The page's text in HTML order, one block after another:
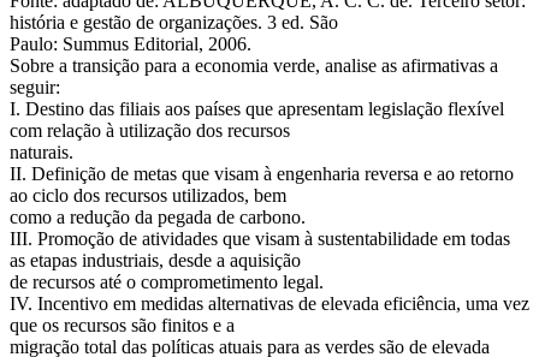
história e gestão de organizações. 3 ed. São
Paulo: Summus Editorial, 2006.
Sobre a transição para a economia verde, analise as afirmativas a
seguir:
I. Destino das filiais aos países que apresentam legislação flexível
com relação à utilização dos recursos
naturais.
II. Definição de metas que visam à engenharia reversa e ao retorno
ao ciclo dos recursos utilizados, bem
como a redução da pegada de carbono.
III. Promoção de atividades que visam à sustentabilidade em todas
as etapas industriais, desde a aquisição
de recursos até o comprometimento legal.
IV. Incentivo em medidas alternativas de elevada eficiência, uma vez
que os recursos são finitos e a
migração total das políticas atuais para as verdes são de elevada